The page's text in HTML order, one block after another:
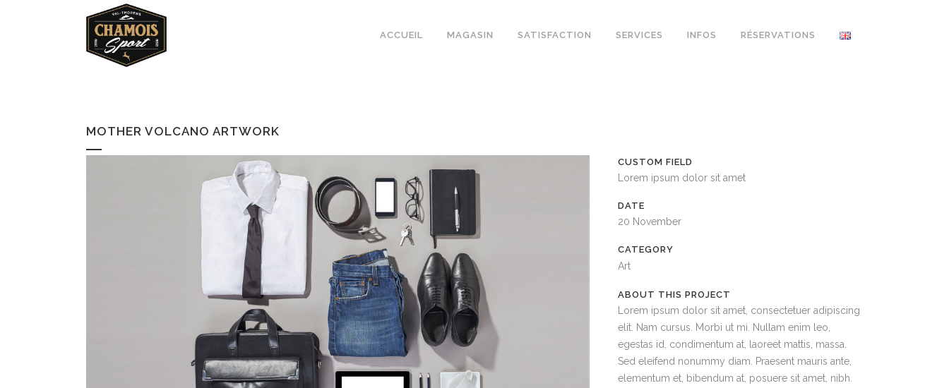
ACCUEIL MAGASIN SATISFACTION SERVICES INFOS RÉSERVATIONS
MOTHER VOLCANO ARTWORK
CUSTOM FIELD
Lorem ipsum dolor sit amet
DATE
20 November
CATEGORY
Art
ABOUT THIS PROJECT
Lorem ipsum dolor sit amet, consectetuer adipiscing
elit. Nam cursus. Morbi ut mi. Nullam enim leo,
egestas id, condimentum at, laoreet mattis, massa.
Sed eleifend nonummy diam. Praesent mauris ante,
elementum et, bibendum at, posuere sit amet, nibh.